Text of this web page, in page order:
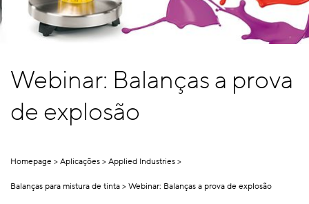
Webinar: Balanças a prova
de explosão
Homepage Aplicações Applied Industries
Balanças para mistura de tinta Webinar: Balanças a prova de explosão